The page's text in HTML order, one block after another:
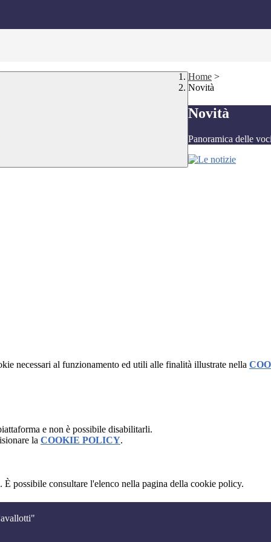
Home >
Novità
Novità
Panoramica delle
necessari al funzionamento ed utili alle finalità illustrate nella
e non è possibile disabilitarli.
la COOKIE POLICY.
possibile consultare l'elenco nella pagina della cookie policy.